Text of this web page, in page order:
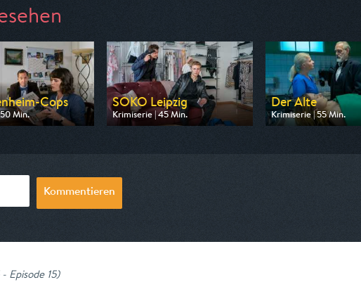
Cops
Min.
von ZDF
SOKO Leipzig
Krimiserie | 45 Min.
Ausgestrahlt von ZDF
Der Alte
Krimiserie | 55 Min.
Ausgestrahlt von ZDF
Kommentieren
Episode 15)